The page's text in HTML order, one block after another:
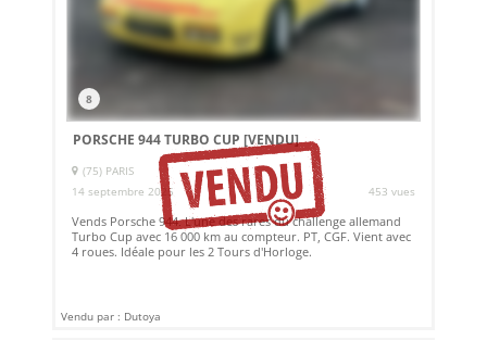
8
PORSCHE 944 TURBO CUP [VENDU]
(75) PARIS
14 septembre 2025
453 vues
Vends Porsche 944. L'une des rares du challenge allemand
Turbo Cup avec 16 000 km au compteur. PT, CGF. Vient avec
4 roues. Idéale pour les 2 Tours d'Horloge.
Vendu par : Dutoya